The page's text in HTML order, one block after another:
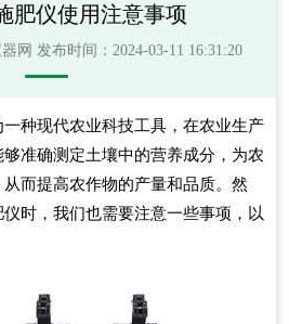
肥仪使用注意事项
网 发布时间：2024-03-11 16:31:20
一种现代农业科技工具，在农业生产
准确测定土壤中的营养成分，为农
而提高农作物的产量和品质。然
时，我们也需要注意一些事项，以